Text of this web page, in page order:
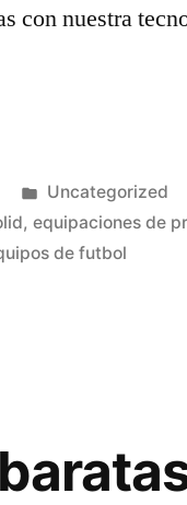
con nuestra
Publicado
en
Uncategorized
,equipaciones de
de futbol